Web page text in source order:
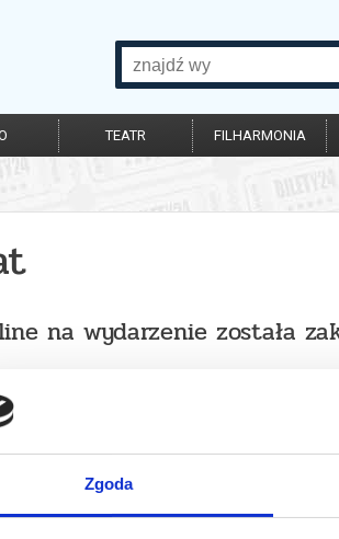
Zgoda
TEATR FILHARMONIA
na wydarzenie została